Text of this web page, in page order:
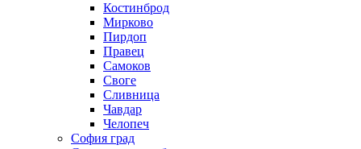
Костинброд
Мирково
Пирдоп
Правец
Самоков
Своге
Сливница
Чавдар
Челопеч
София град